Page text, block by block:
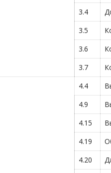
3.4
3.5
3.6
3.7
4.4
4.9
4.15
4.19
4.20